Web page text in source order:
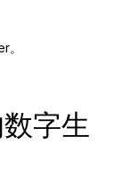
字生